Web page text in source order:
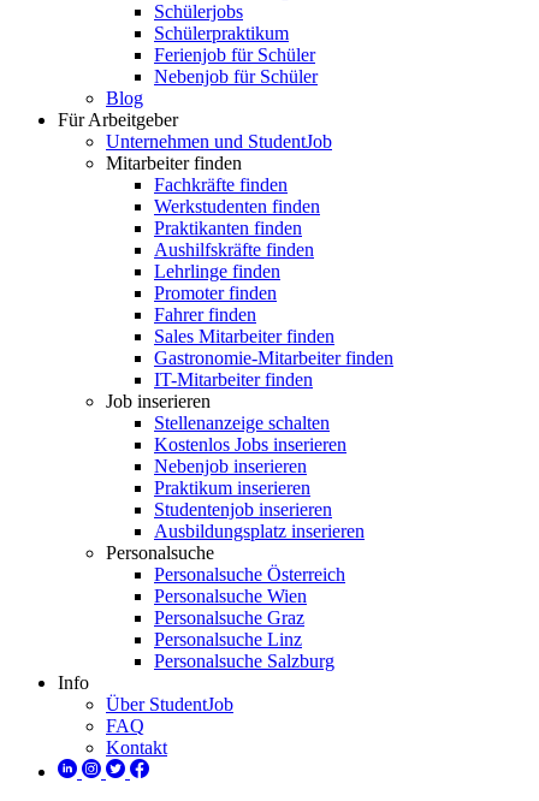
Schülerjobs
Schülerpraktikum
Ferienjob für Schüler
Nebenjob für Schüler
Blog
Für Arbeitgeber
Unternehmen und StudentJob
Mitarbeiter finden
Fachkräfte finden
Werkstudenten finden
Praktikanten finden
Aushilfskräfte finden
Lehrlinge finden
Promoter finden
Fahrer finden
Sales Mitarbeiter finden
Gastronomie-Mitarbeiter finden
IT-Mitarbeiter finden
Job inserieren
Stellenanzeige schalten
Kostenlos Jobs inserieren
Nebenjob inserieren
Praktikum inserieren
Studentenjob inserieren
Ausbildungsplatz inserieren
Personalsuche
Personalsuche Österreich
Personalsuche Wien
Personalsuche Graz
Personalsuche Linz
Personalsuche Salzburg
Info
Über StudentJob
FAQ
Kontakt